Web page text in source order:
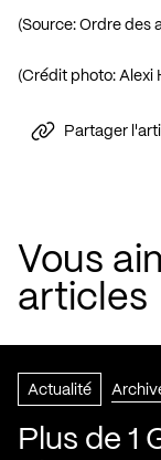
(Source: Ordre des
(Crédit photo: Alexi
Partager
Vous
articles
Actualité
Plus de 1